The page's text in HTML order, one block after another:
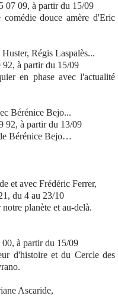
07 09, à partir du 15/09
douce amère d'Eric
Régis Laspalès...
92, à partir du 15/09
en phase avec l'actualité
Bérénice Bejo...
92, à partir du 13/09
Bérénice Bejo…
avec Frédéric Ferrer,
du 4 au 23/10
planète et au-delà.
à partir du 15/09
d'histoire et du Cercle des
Ascaride,